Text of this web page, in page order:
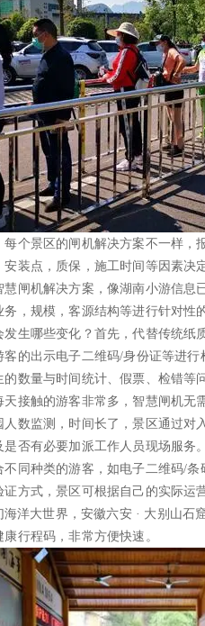
个景区的闸机解决方案不一样，
装点，质保，施工时间等因素决
闸机解决方案，像湖南小游信息
，规模，客源结构等进行针对性
生哪些变化？首先，代替传统纸
的出示电子二维码/身份证等进
数量与时间统计、假票、检错
天接触的游客非常多，智慧闸机
人数监测，时间长了，景区通过
否有必要加派工作人员现场服务
不同种类的游客，如电子二维码/
方式，景区可根据自己的实际运
洋大世界，安徽六安 · 大别山石
行程码，非常方便快速。